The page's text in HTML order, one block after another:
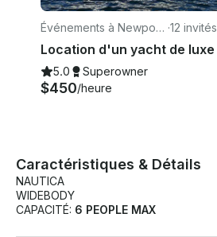
Événements à Newport
Beach
·12 invités
5.0 Superowner
$450/heure
Caractéristiques & Détails
NAUTICA
WIDEBODY
CAPACITÉ: 6 PEOPLE MAX